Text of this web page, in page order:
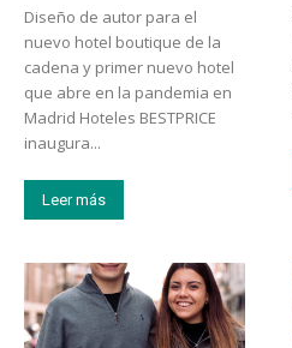
Diseño de autor para el
nuevo hotel boutique de la
cadena y primer nuevo hotel
que abre en la pandemia en
Madrid Hoteles BESTPRICE
inaugura...
Leer más